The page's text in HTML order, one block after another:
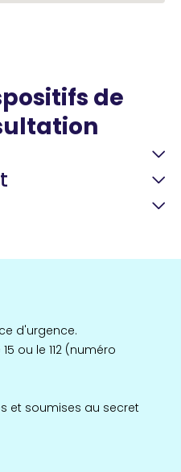
de
de santé
de santé
d'urgence.
ou le 112 (numéro
et soumises au secret